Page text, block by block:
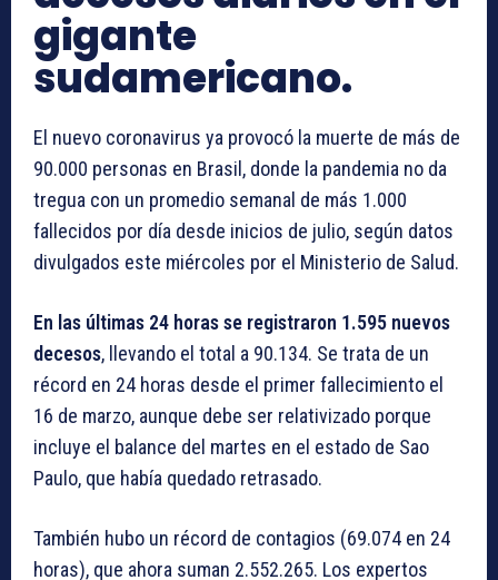
gigante
sudamericano.
El nuevo coronavirus ya provocó la muerte de más de
90.000 personas en Brasil, donde la pandemia no da
tregua con un promedio semanal de más 1.000
fallecidos por día desde inicios de julio, según datos
divulgados este miércoles por el Ministerio de Salud.
En las últimas 24 horas se registraron 1.595 nuevos
decesos, llevando el total a 90.134. Se trata de un
récord en 24 horas desde el primer fallecimiento el
16 de marzo, aunque debe ser relativizado porque
incluye el balance del martes en el estado de Sao
Paulo, que había quedado retrasado.
También hubo un récord de contagios (69.074 en 24
horas), que ahora suman 2.552.265. Los expertos